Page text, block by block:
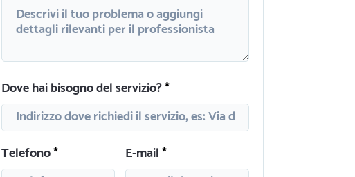
Dove hai bisogno del servizio?
Telefono E-mail